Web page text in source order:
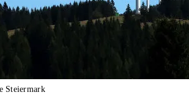
Steiermark